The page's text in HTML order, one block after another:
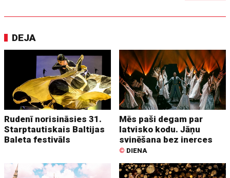
DEJA
Rudenī norisināsies 31.
Starptautiskais Baltijas
Baleta festivāls
Mēs paši degam par
latvisko kodu. Jāņu
svinēšana bez inerces
© DIENA